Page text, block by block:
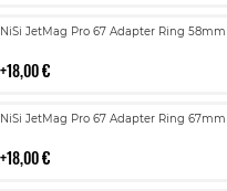
NiSi JetMag Pro 67 Adapter Ring 58mm
18,00 €
Lisää
NiSi JetMag Pro 67 Adapter Ring 67mm
18,00 €
Lisää